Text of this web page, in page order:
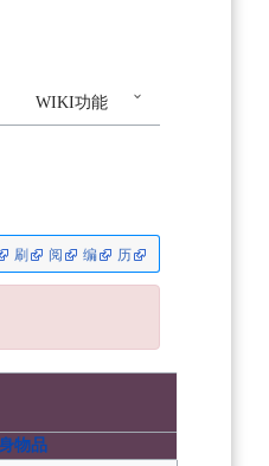
WIKI功能
刷 阅 编 历
物品